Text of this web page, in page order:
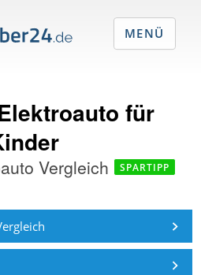
für
Vergleich SPARTIPP
MENÜ